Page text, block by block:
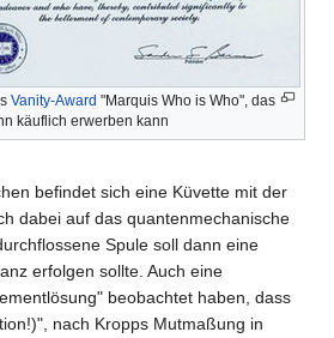
Vanity-Award "Marquis Who is Who", das
käuflich erwerben kann
befindet sich eine Küvette mit der
dabei auf das quantenmechanische
Spule soll dann eine
erfolgen sollte. Auch eine
beobachtet haben, dass
nach Kropps Mutmaßung in